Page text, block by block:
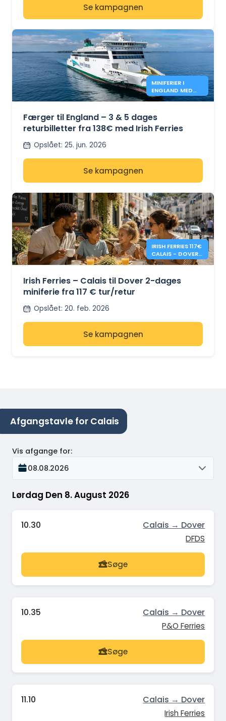
Se kampagnen
MINIFERIER I
ENGLAND MED
IRISH FERRIES -
Færger til England – 3 & 5 dages
returbilletter fra 138€ med Irish Ferries
Opslået: 25. jun. 2026
Se kampagnen
IRISH FERRIES 117€
CALAIS - DOVER 2
DAGES
Irish Ferries – Calais til Dover 2-dages
miniferie fra 117 € tur/retur
Opslået: 20. feb. 2026
Se kampagnen
Afgangstavle for Calais
Lørdag Den 8. August 2026
Vis afgange for:
08.08.2026
10.30 Calais → Dover
DFDS
Søge
10.35 Calais → Dover
P&O Ferries
Søge
11.10 Calais → Dover
Irish Ferries